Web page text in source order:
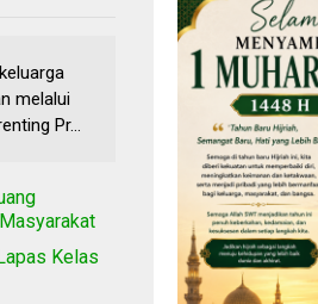
melalui
Pr...
Kelas